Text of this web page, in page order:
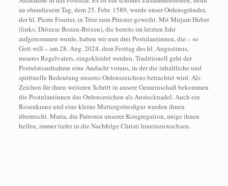
an ebendiesem Tag, dem 25. Febr. 1589, wurde unser Ordensgründer,
der hl. Pierre Fourier, in Trier zum Priester geweiht. Mit Mirjam Huber
(links; Diözese Bozen-Brixen), die bereits im letzten Jahr
aufgenommen wurde, haben wir nun drei Postulantinnen, die – so
Gott will – am 28. Aug. 2024, dem Festtag des hl. Augustinus,
unseres Regelvaters, eingekleidet werden. Traditionell geht der
Postulatsaufnahme eine Andacht voraus, in der die inhaltliche und
spirituelle Bedeutung unseres Ordenszeichens betrachtet wird. Als
Zeichen für ihren weiteren Schritt in unsere Gemeinschaft bekommen
die Postulantinnen das Ordenszeichen als Anstecknadel. Auch ein
Rosenkranz und eine kleine Muttergottesfigur wurden ihnen
überreicht. Maria, die Patronin unserer Kongregation, möge ihnen
helfen, immer tiefer in die Nachfolge Christi hineinzuwachsen.